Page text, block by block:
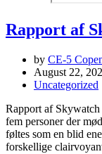
Rapport af
by CE-5
August 22,
Uncategorized
Rapport af
fem personer der
føltes som en blid
forskellige